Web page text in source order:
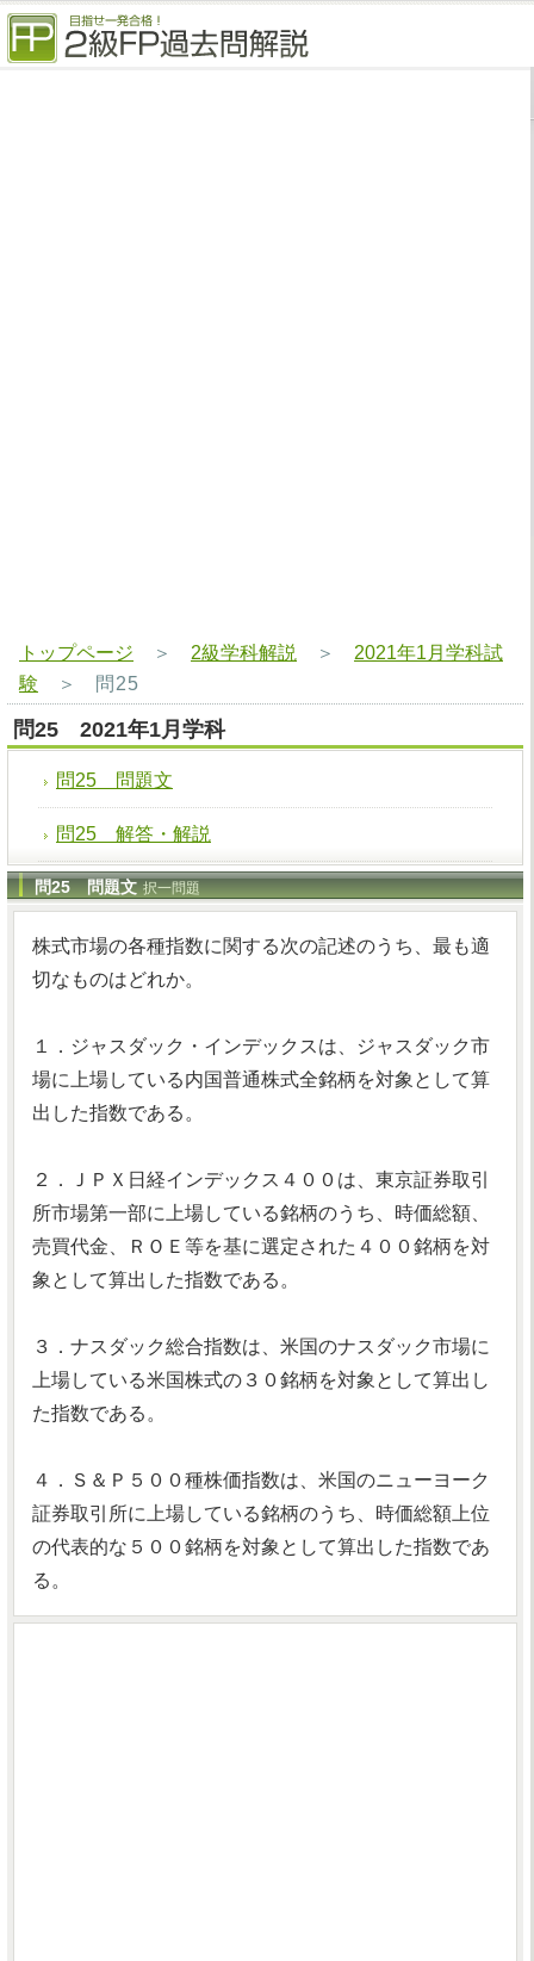
トップページ ＞ 2級学科解説 ＞ 2021年1月学科試
験 ＞ 問25
問25 2021年1月学科
問25 問題文
問25 解答・解説
問25 問題文 択一問題
株式市場の各種指数に関する次の記述のうち、最も適
切なものはどれか。
１．ジャスダック・インデックスは、ジャスダック市
場に上場している内国普通株式全銘柄を対象として算
出した指数である。
２．ＪＰＸ日経インデックス４００は、東京証券取引
所市場第一部に上場している銘柄のうち、時価総額、
売買代金、ＲＯＥ等を基に選定された４００銘柄を対
象として算出した指数である。
３．ナスダック総合指数は、米国のナスダック市場に
上場している米国株式の３０銘柄を対象として算出し
た指数である。
４．Ｓ＆Ｐ５００種株価指数は、米国のニューヨーク
証券取引所に上場している銘柄のうち、時価総額上位
の代表的な５００銘柄を対象として算出した指数であ
る。